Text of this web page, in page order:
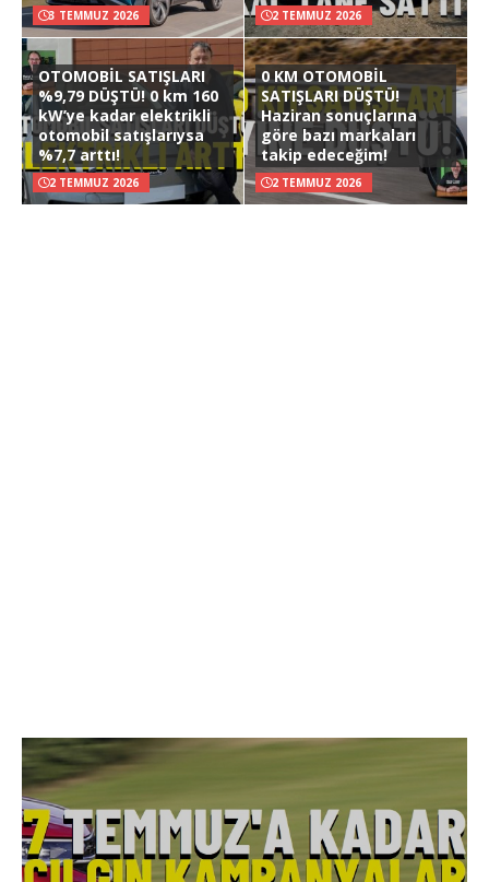
3 TEMMUZ 2026 2 TEMMUZ 2026
OTOMOBİL SATIŞLARI
%9,79 DÜŞTÜ! 0 km 160
kW’ye kadar elektrikli
otomobil satışlarıysa
%7,7 arttı!
2 TEMMUZ 2026
0 KM OTOMOBİL
SATIŞLARI DÜŞTÜ!
Haziran sonuçlarına
göre bazı markaları
takip edeceğim!
2 TEMMUZ 2026